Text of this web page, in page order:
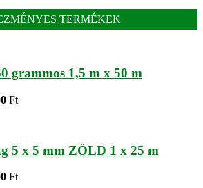
TERMÉKEK
grammos 1,5 m x 50 m
Ft
5 x 5 mm ZÖLD 1 x 25 m
Ft